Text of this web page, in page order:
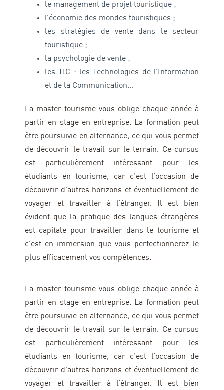
le management de projet touristique ;
l’économie des mondes touristiques ;
les stratégies de vente dans le secteur
touristique ;
la psychologie de vente ;
les TIC : les Technologies de l’Information
et de la Communication…
La master tourisme vous oblige chaque année à
partir en stage en entreprise. La formation peut
être poursuivie en alternance, ce qui vous permet
de découvrir le travail sur le terrain. Ce cursus
est particulièrement intéressant pour les
étudiants en tourisme, car c’est l’occasion de
découvrir d’autres horizons et éventuellement de
voyager et travailler à l’étranger. Il est bien
évident que la pratique des langues étrangères
est capitale pour travailler dans le tourisme et
c’est en immersion que vous perfectionnerez le
plus efficacement vos compétences.
La master tourisme vous oblige chaque année à
partir en stage en entreprise. La formation peut
être poursuivie en alternance, ce qui vous permet
de découvrir le travail sur le terrain. Ce cursus
est particulièrement intéressant pour les
étudiants en tourisme, car c’est l’occasion de
découvrir d’autres horizons et éventuellement de
voyager et travailler à l’étranger. Il est bien